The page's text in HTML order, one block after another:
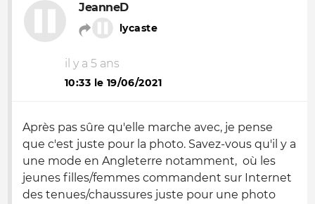
JeanneD
lycaste
il y a 5 ans
10:33 le 19/06/2021
Après pas sûre qu'elle marche avec, je pense
que c'est juste pour la photo. Savez-vous qu'il y a
une mode en Angleterre notamment, où les
jeunes filles/femmes commandent sur Internet
des tenues/chaussures juste pour une photo